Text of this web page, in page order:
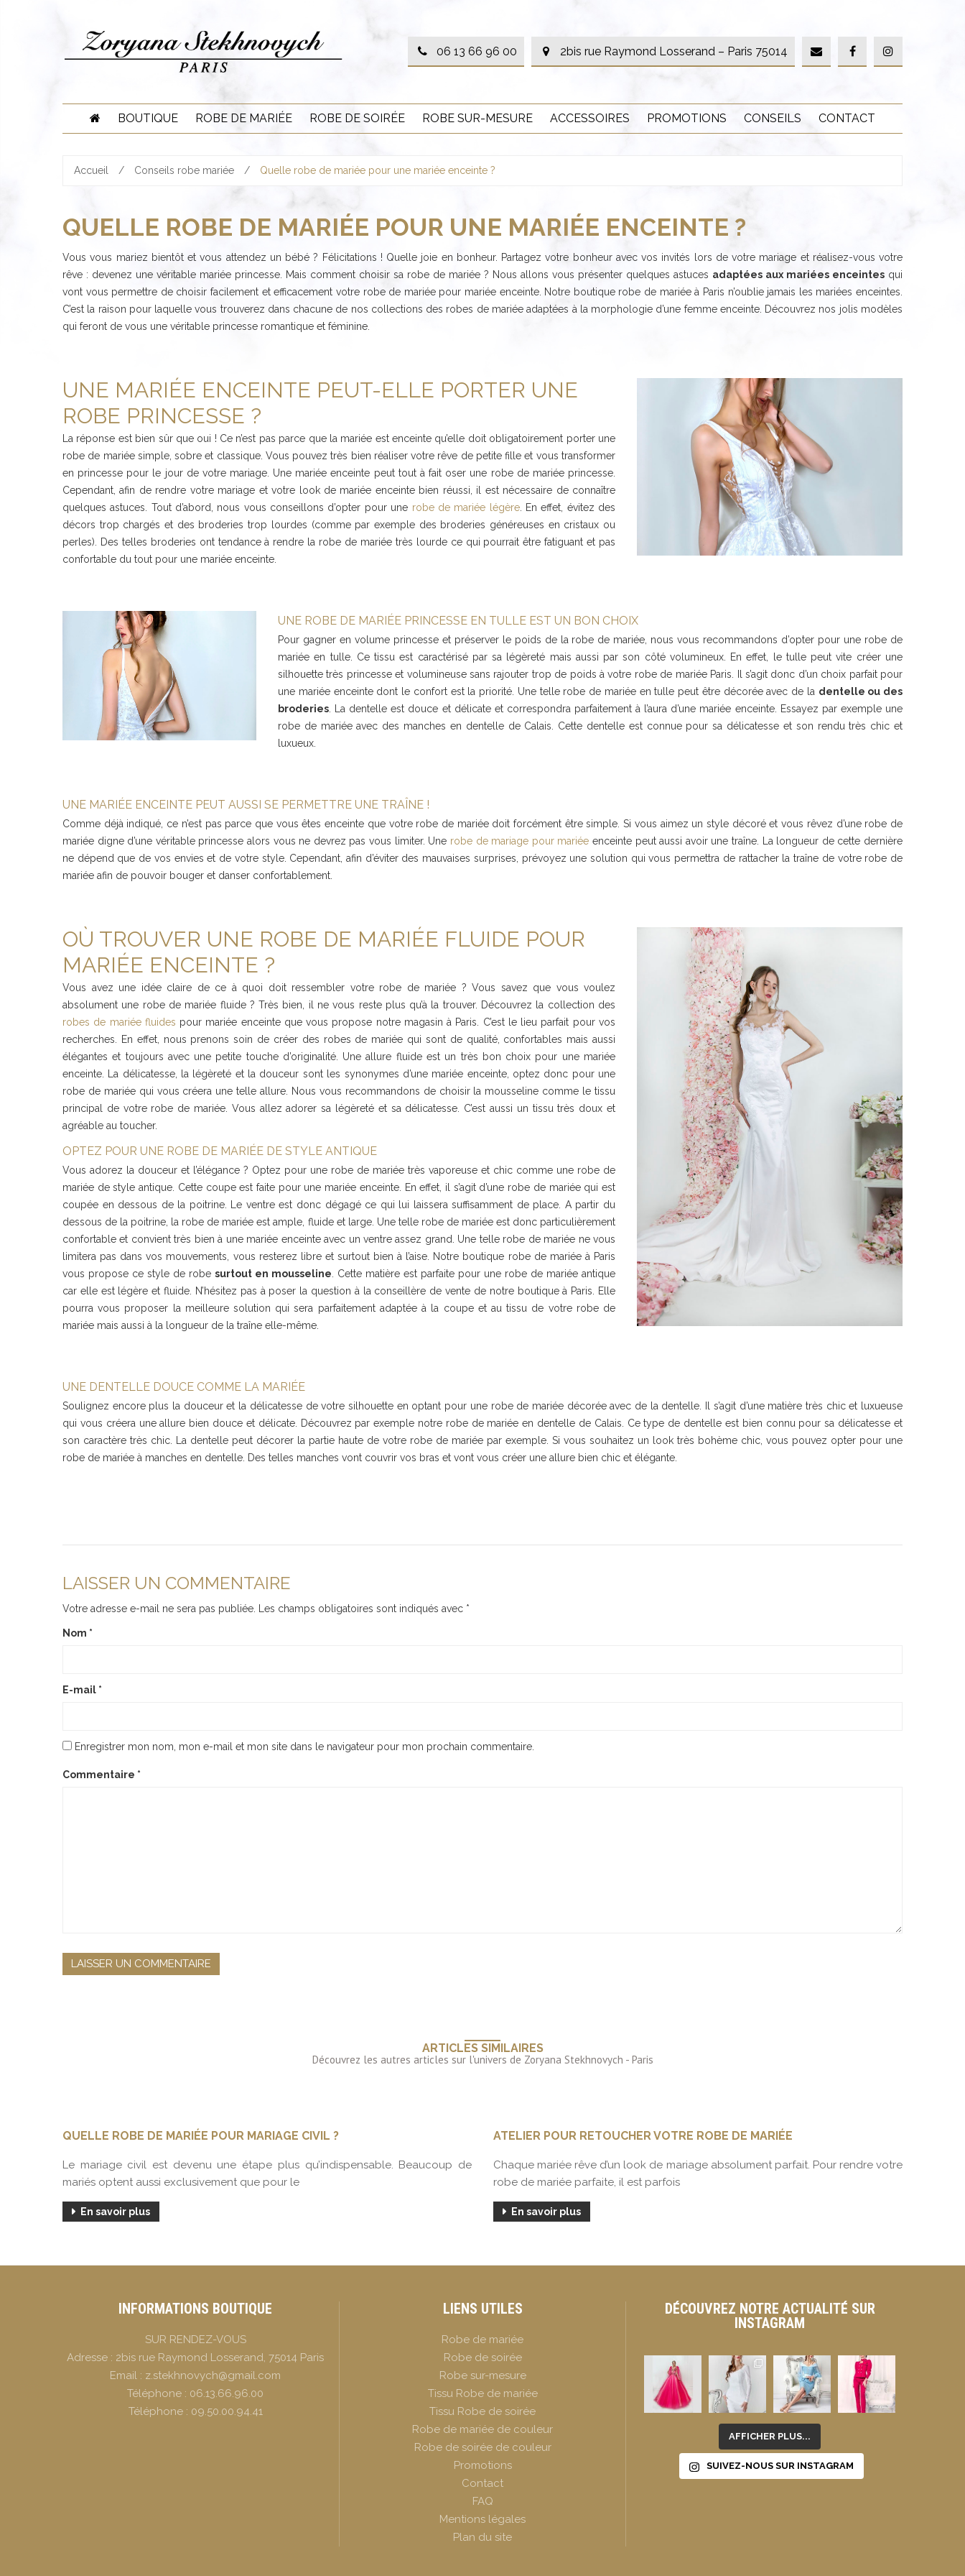
06 13 66 96 00 2bis rue Raymond Losserand – Paris 75014
BOUTIQUE ROBE DE MARIÉE ROBE DE SOIRÉE ROBE SUR-MESURE ACCESSOIRES PROMOTIONS CONSEILS CONTACT
Accueil / Conseils robe mariée / Quelle robe de mariée pour une mariée enceinte ?
QUELLE ROBE DE MARIÉE POUR UNE MARIÉE ENCEINTE ?
Vous vous mariez bientôt et vous attendez un bébé ? Félicitations ! Quelle joie en bonheur. Partagez votre bonheur avec vos invités lors de votre mariage et réalisez-vous votre
rêve : devenez une véritable mariée princesse. Mais comment choisir sa robe de mariée ? Nous allons vous présenter quelques astuces adaptées aux mariées enceintes qui
vont vous permettre de choisir facilement et efficacement votre robe de mariée pour mariée enceinte. Notre boutique robe de mariée à Paris n’oublie jamais les mariées enceintes.
C’est la raison pour laquelle vous trouverez dans chacune de nos collections des robes de mariée adaptées à la morphologie d’une femme enceinte. Découvrez nos jolis modèles
qui feront de vous une véritable princesse romantique et féminine.
UNE MARIÉE ENCEINTE PEUT-ELLE PORTER UNE
ROBE PRINCESSE ?
La réponse est bien sûr que oui ! Ce n’est pas parce que la mariée est enceinte qu’elle doit obligatoirement porter une
robe de mariée simple, sobre et classique. Vous pouvez très bien réaliser votre rêve de petite fille et vous transformer
en princesse pour le jour de votre mariage. Une mariée enceinte peut tout à fait oser une robe de mariée princesse.
Cependant, afin de rendre votre mariage et votre look de mariée enceinte bien réussi, il est nécessaire de connaître
quelques astuces. Tout d’abord, nous vous conseillons d’opter pour une robe de mariée légère. En effet, évitez des
décors trop chargés et des broderies trop lourdes (comme par exemple des broderies généreuses en cristaux ou
perles). Des telles broderies ont tendance à rendre la robe de mariée très lourde ce qui pourrait être fatiguant et pas
confortable du tout pour une mariée enceinte.
UNE ROBE DE MARIÉE PRINCESSE EN TULLE EST UN BON CHOIX
Pour gagner en volume princesse et préserver le poids de la robe de mariée, nous vous recommandons d’opter pour une robe de
mariée en tulle. Ce tissu est caractérisé par sa légèreté mais aussi par son côté volumineux. En effet, le tulle peut vite créer une
silhouette très princesse et volumineuse sans rajouter trop de poids à votre robe de mariée Paris. Il s’agit donc d’un choix parfait pour
une mariée enceinte dont le confort est la priorité. Une telle robe de mariée en tulle peut être décorée avec de la dentelle ou des
broderies . La dentelle est douce et délicate et correspondra parfaitement à l’aura d’une mariée enceinte. Essayez par exemple une
robe de mariée avec des manches en dentelle de Calais. Cette dentelle est connue pour sa délicatesse et son rendu très chic et
luxueux.
UNE MARIÉE ENCEINTE PEUT AUSSI SE PERMETTRE UNE TRAÎNE !
Comme déjà indiqué, ce n’est pas parce que vous êtes enceinte que votre robe de mariée doit forcément être simple. Si vous aimez un style décoré et vous rêvez d’une robe de
mariée digne d’une véritable princesse alors vous ne devrez pas vous limiter. Une robe de mariage pour mariée enceinte peut aussi avoir une traîne. La longueur de cette dernière
ne dépend que de vos envies et de votre style. Cependant, afin d’éviter des mauvaises surprises, prévoyez une solution qui vous permettra de rattacher la traîne de votre robe de
mariée afin de pouvoir bouger et danser confortablement.
OÙ TROUVER UNE ROBE DE MARIÉE FLUIDE POUR
MARIÉE ENCEINTE ?
Vous avez une idée claire de ce à quoi doit ressembler votre robe de mariée ? Vous savez que vous voulez
absolument une robe de mariée fluide ? Très bien, il ne vous reste plus qu’à la trouver. Découvrez la collection des
robes de mariée fluides pour mariée enceinte que vous propose notre magasin à Paris. C’est le lieu parfait pour vos
recherches. En effet, nous prenons soin de créer des robes de mariée qui sont de qualité, confortables mais aussi
élégantes et toujours avec une petite touche d’originalité. Une allure fluide est un très bon choix pour une mariée
enceinte. La délicatesse, la légèreté et la douceur sont les synonymes d’une mariée enceinte, optez donc pour une
robe de mariée qui vous créera une telle allure. Nous vous recommandons de choisir la mousseline comme le tissu
principal de votre robe de mariée. Vous allez adorer sa légèreté et sa délicatesse. C’est aussi un tissu très doux et
agréable au toucher.
OPTEZ POUR UNE ROBE DE MARIÉE DE STYLE ANTIQUE
Vous adorez la douceur et l’élégance ? Optez pour une robe de mariée très vaporeuse et chic comme une robe de
mariée de style antique. Cette coupe est faite pour une mariée enceinte. En effet, il s’agit d’une robe de mariée qui est
coupée en dessous de la poitrine. Le ventre est donc dégagé ce qui lui laissera suffisamment de place. A partir du
dessous de la poitrine, la robe de mariée est ample, fluide et large. Une telle robe de mariée est donc particulièrement
confortable et convient très bien à une mariée enceinte avec un ventre assez grand. Une telle robe de mariée ne vous
limitera pas dans vos mouvements, vous resterez libre et surtout bien à l’aise. Notre boutique robe de mariée à Paris
vous propose ce style de robe surtout en mousseline . Cette matière est parfaite pour une robe de mariée antique
car elle est légère et fluide. N’hésitez pas à poser la question à la conseillère de vente de notre boutique à Paris. Elle
pourra vous proposer la meilleure solution qui sera parfaitement adaptée à la coupe et au tissu de votre robe de
mariée mais aussi à la longueur de la traîne elle-même.
UNE DENTELLE DOUCE COMME LA MARIÉE
Soulignez encore plus la douceur et la délicatesse de votre silhouette en optant pour une robe de mariée décorée avec de la dentelle. Il s’agit d’une matière très chic et luxueuse
qui vous créera une allure bien douce et délicate. Découvrez par exemple notre robe de mariée en dentelle de Calais. Ce type de dentelle est bien connu pour sa délicatesse et
son caractère très chic. La dentelle peut décorer la partie haute de votre robe de mariée par exemple. Si vous souhaitez un look très bohème chic, vous pouvez opter pour une
robe de mariée à manches en dentelle. Des telles manches vont couvrir vos bras et vont vous créer une allure bien chic et élégante.
LAISSER UN COMMENTAIRE
Votre adresse e-mail ne sera pas publiée. Les champs obligatoires sont indiqués avec *
Nom *
E-mail *
Enregistrer mon nom, mon e-mail et mon site dans le navigateur pour mon prochain commentaire.
Commentaire *
ARTICLES SIMILAIRES
QUELLE ROBE DE MARIÉE POUR MARIAGE CIVIL ?
Le mariage civil est devenu une étape plus qu’indispensable. Beaucoup de
mariés optent aussi exclusivement que pour le
En savoir plus
ATELIER POUR RETOUCHER VOTRE ROBE DE MARIÉE
Chaque mariée rêve d’un look de mariage absolument parfait. Pour rendre votre
robe de mariée parfaite, il est parfois
En savoir plus
INFORMATIONS BOUTIQUE
SUR RENDEZ-VOUS
Adresse : 2bis rue Raymond Losserand, 75014 Paris
Email : z.stekhnovych@gmail.com
Téléphone : 06.13.66.96.00
Téléphone : 09.50.00.94.41
LIENS UTILES
Robe de mariée
Robe de soirée
Robe sur-mesure
Tissu Robe de mariée
Tissu Robe de soirée
Robe de mariée de couleur
Robe de soirée de couleur
Promotions
Contact
FAQ
Mentions légales
Plan du site
DÉCOUVREZ NOTRE ACTUALITÉ SUR
INSTAGRAM
AFFICHER PLUS...
SUIVEZ-NOUS SUR INSTAGRAM